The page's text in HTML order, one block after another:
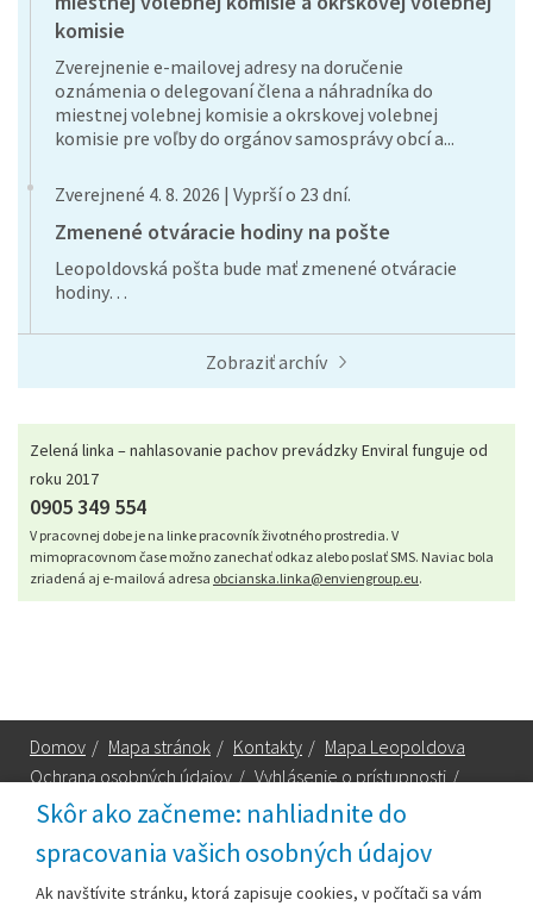
Skôr ako začneme: nahliadnite do
spracovania vašich osobných údajov
Ak navštívite stránku, ktorá zapisuje cookies, v počítači sa vám
komisie
Zverejnenie e-mailovej adresy na doručenie
oznámenia o delegovaní člena a náhradníka do
miestnej volebnej komisie a okrskovej volebnej
komisie pre voľby do orgánov samosprávy obcí a...
Zverejnené 4. 8. 2026 | Vyprší o 23 dní.
Zmenené otváracie hodiny na pošte
Leopoldovská pošta bude mať zmenené otváracie
hodiny…
Zobraziť archív
Zelená linka – nahlasovanie pachov prevádzky Enviral funguje od
roku 2017
0905 349 554
V pracovnej dobe je na linke pracovník životného prostredia. V
mimopracovnom čase možno zanechať odkaz alebo poslať SMS. Naviac bola
zriadená aj e-mailová adresa obcianska.linka@enviengroup.eu.
Domov / Mapa stránok / Kontakty / Mapa Leopoldova
Ochrana osobných údajov / Vyhlásenie o prístupnosti /
Technická podpora